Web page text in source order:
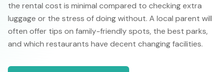
the rental cost is minimal compared to checking extra
luggage or the stress of doing without. A local parent will
often offer tips on family-friendly spots, the best parks,
and which restaurants have decent changing facilities.